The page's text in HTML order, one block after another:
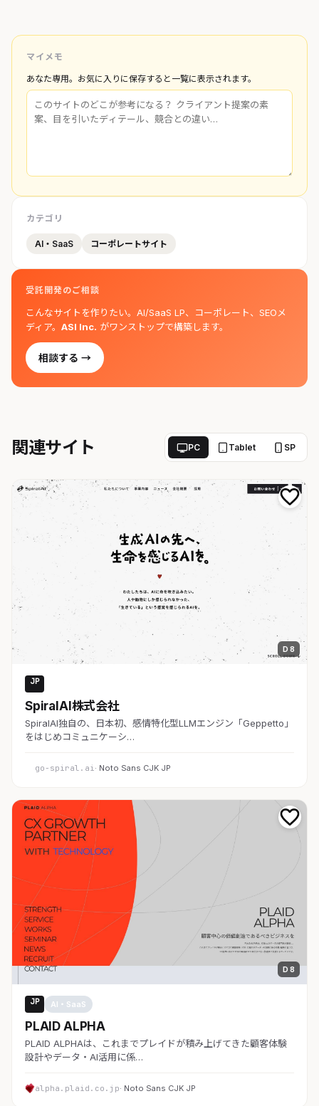
マイメモ
あなた専用。お気に入りに保存すると一覧に表示されます。
カテゴリ
AI・SaaS コーポレートサイト
受託開発のご相談
こんなサイトを作りたい。AI/SaaS LP、コーポレート、SEOメ
ディア。 ASI Inc. がワンストップで構築します。
相談する →
関連サイト PC Tablet SP
D 8
JP
SpiralAI株式会社
SpiralAI独自の、日本初、感情特化型LLMエンジン「Geppetto」
をはじめコミュニケーシ…
go-spiral.ai· Noto Sans CJK JP
D 8
JP AI・SaaS
PLAID ALPHA
PLAID ALPHAは、これまでプレイドが積み上げてきた顧客体験
設計やデータ・AI活用に係…
alpha.plaid.co.jp· Noto Sans CJK JP